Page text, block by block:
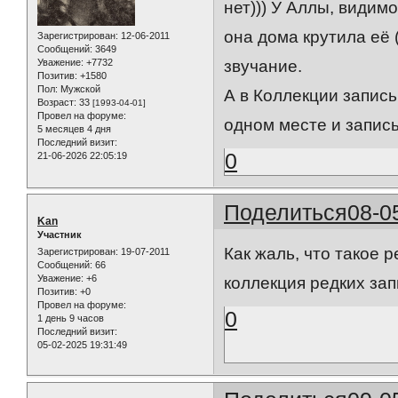
Зарегистрирован: 12-06-2011
Сообщений: 3649
Уважение: +7732
Позитив: +1580
Пол: Мужской
Возраст: 33 [1993-04-01]
Провел на форуме:
5 месяцев 4 дня
Последний визит:
21-06-2026 22:05:19
нет))) У Аллы,
она дома крутила
звучание.
А в Коллекции
одном месте и
0
Поделиться08-
Kan
Участник
Зарегистрирован: 19-07-2011
Сообщений: 66
Уважение: +6
Позитив: +0
Провел на форуме:
1 день 9 часов
Последний визит:
05-02-2025 19:31:49
Как жаль, что такое
коллекция редких
0